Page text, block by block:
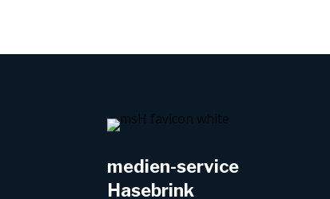
medien-service
Hasebrink